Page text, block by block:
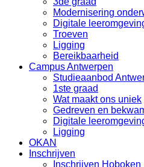
Modernisering
Digitale
Troeven
Ligging
Bereikbaarheid
Campus Antwerpen
Studieaanbod
1ste graad
Wat maakt ons uniek
Gedreven en
Digitale
Ligging
OKAN
Inschrijven
Inschrijven Hoboken